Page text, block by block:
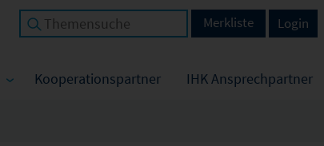
Kooperationspartner IHK Ansprechpartner
Login
Merkliste